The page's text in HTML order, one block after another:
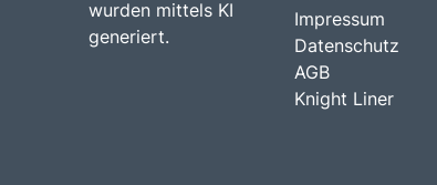
wurden mittels KI
generiert.
Impressum
Datenschutz
AGB
Knight Liner